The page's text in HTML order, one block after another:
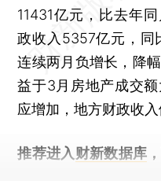
11431亿元，比去年
政收入5357亿元，同
连续两月负增长，降
益于3月房地产成交
应增加，地方财政收
推荐进入 财新数据库